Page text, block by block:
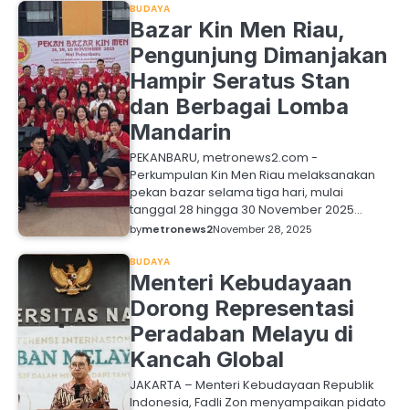
BUDAYA
Bazar Kin Men Riau,
Pengunjung Dimanjakan
Hampir Seratus Stan
dan Berbagai Lomba
Mandarin
PEKANBARU, metronews2.com -
Perkumpulan Kin Men Riau melaksanakan
pekan bazar selama tiga hari, mulai
tanggal 28 hingga 30 November 2025…
bymetronews2November 28, 2025
BUDAYA
Menteri Kebudayaan
Dorong Representasi
Peradaban Melayu di
Kancah Global
JAKARTA – Menteri Kebudayaan Republik
Indonesia, Fadli Zon menyampaikan pidato